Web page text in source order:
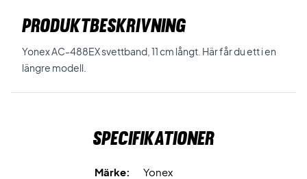
PRODUKTBESKRIVNING
Yonex AC-488EX svettband, 11 cm långt. Här får du ett i en
längre modell.
Specifikationer
Märke:
Yonex